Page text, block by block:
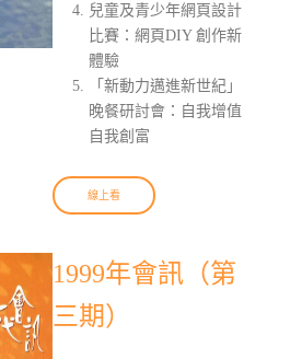
兒童及青少年網頁設計
比賽：網頁DIY 創作新
體驗
「新動力邁進新世紀」
晚餐研討會：自我增值
自我創富
線上看
1999年會訊（第
三期）